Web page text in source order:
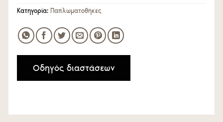
Κατηγορία: Παπλωματοθήκες
Οδηγός διαστάσεων